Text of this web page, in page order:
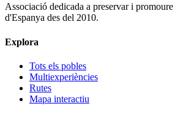
Associació dedicada a preservar i
d'Espanya des del 2010.
Explora
Tots els pobles
Multiexperiències
Rutes
Mapa interactiu